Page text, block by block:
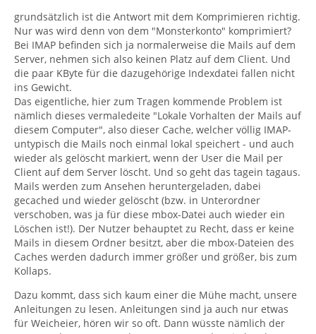
grundsätzlich ist die Antwort mit dem Komprimieren richtig.
Nur was wird denn von dem "Monsterkonto" komprimiert?
Bei IMAP befinden sich ja normalerweise die Mails auf dem
Server, nehmen sich also keinen Platz auf dem Client. Und
die paar KByte für die dazugehörige Indexdatei fallen nicht
ins Gewicht.
Das eigentliche, hier zum Tragen kommende Problem ist
nämlich dieses vermaledeite "Lokale Vorhalten der Mails auf
diesem Computer", also dieser Cache, welcher völlig IMAP-
untypisch die Mails noch einmal lokal speichert - und auch
wieder als gelöscht markiert, wenn der User die Mail per
Client auf dem Server löscht. Und so geht das tagein tagaus.
Mails werden zum Ansehen heruntergeladen, dabei
gecached und wieder gelöscht (bzw. in Unterordner
verschoben, was ja für diese mbox-Datei auch wieder ein
Löschen ist!). Der Nutzer behauptet zu Recht, dass er keine
Mails in diesem Ordner besitzt, aber die mbox-Dateien des
Caches werden dadurch immer größer und größer, bis zum
Kollaps.
Dazu kommt, dass sich kaum einer die Mühe macht, unsere
Anleitungen zu lesen. Anleitungen sind ja auch nur etwas
für Weicheier, hören wir so oft. Dann wüsste nämlich der